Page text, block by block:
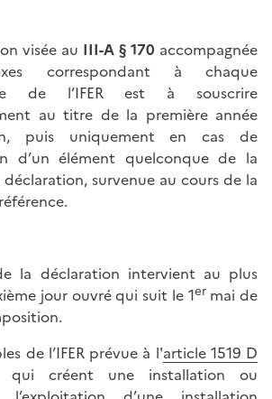
visée au III-A § 170 accompagnée
correspondant à chaque
de l’IFER est à souscrire
au titre de la première année
puis uniquement en cas de
d’un élément quelconque de la
survenue au cours de la
la déclaration intervient au plus
jour ouvré qui suit le 1er mai de
de l’IFER prévue à l'article 1519 D
qui créent une installation ou